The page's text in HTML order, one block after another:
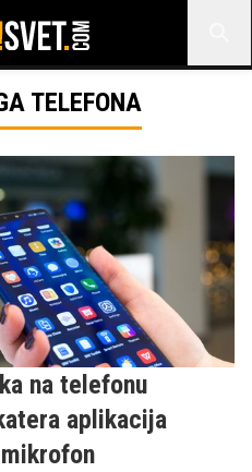
TELEFONA
na telefonu
aplikacija